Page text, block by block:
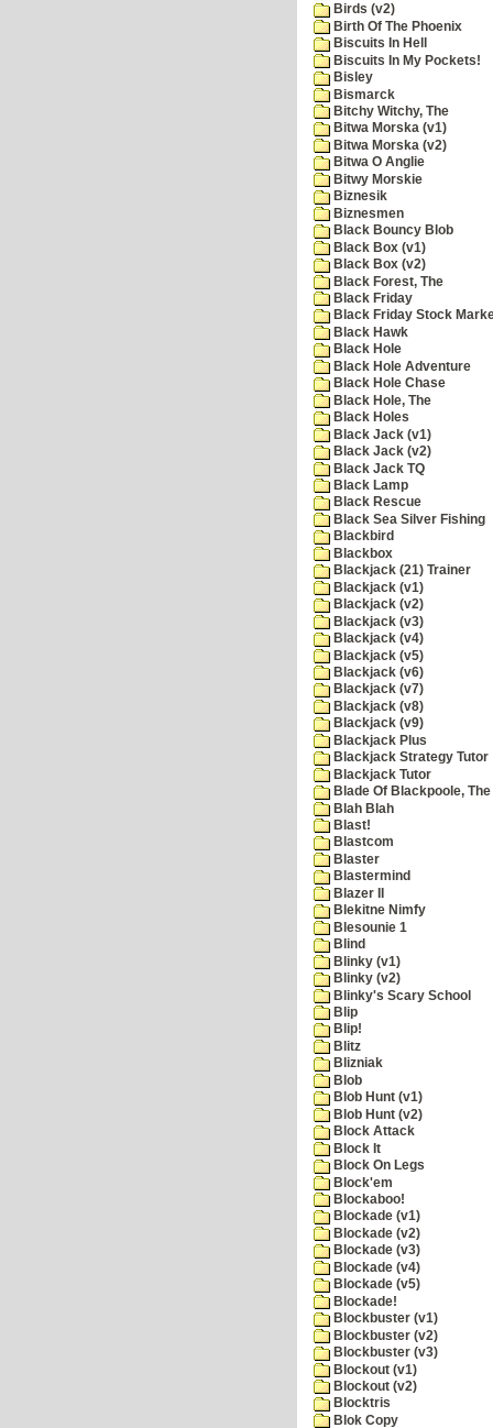
Birds (v2)
Birth Of The Phoenix
Biscuits In Hell
Biscuits In My Pockets!
Bisley
Bismarck
Bitchy Witchy, The
Bitwa Morska (v1)
Bitwa Morska (v2)
Bitwa O Anglie
Bitwy Morskie
Biznesik
Biznesmen
Black Bouncy Blob
Black Box (v1)
Black Box (v2)
Black Forest, The
Black Friday
Black Friday Stock
Black Hawk
Black Hole
Black Hole Adventure
Black Hole Chase
Black Hole, The
Black Holes
Black Jack (v1)
Black Jack (v2)
Black Jack TQ
Black Lamp
Black Rescue
Black Sea Silver Fishing
Blackbird
Blackbox
Blackjack (21) Trainer
Blackjack (v1)
Blackjack (v2)
Blackjack (v3)
Blackjack (v4)
Blackjack (v5)
Blackjack (v6)
Blackjack (v7)
Blackjack (v8)
Blackjack (v9)
Blackjack Plus
Blackjack Strategy Tutor
Blackjack Tutor
Blade Of Blackpoole, The
Blah Blah
Blast!
Blastcom
Blaster
Blastermind
Blazer II
Blekitne Nimfy
Blesounie 1
Blind
Blinky (v1)
Blinky (v2)
Blinky's Scary School
Blip
Blip!
Blitz
Blizniak
Blob
Blob Hunt (v1)
Blob Hunt (v2)
Block Attack
Block It
Block On Legs
Block'em
Blockaboo!
Blockade (v1)
Blockade (v2)
Blockade (v3)
Blockade (v4)
Blockade (v5)
Blockade!
Blockbuster (v1)
Blockbuster (v2)
Blockbuster (v3)
Blockout (v1)
Blockout (v2)
Blocktris
Blok Copy